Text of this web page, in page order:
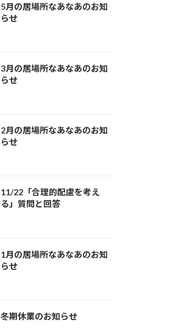
5月の居場所なあなあのお知
らせ
3月の居場所なあなあのお知
らせ
2月の居場所なあなあのお知
らせ
11/22「合理的配慮を考え
る」質問と回答
1月の居場所なあなあのお知
らせ
冬期休業のお知らせ